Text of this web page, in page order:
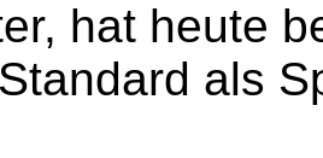
hat heute
als